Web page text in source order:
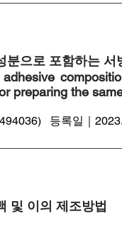
분으로 포함하는
preparing the
등록일｜
및 이의 제조방법